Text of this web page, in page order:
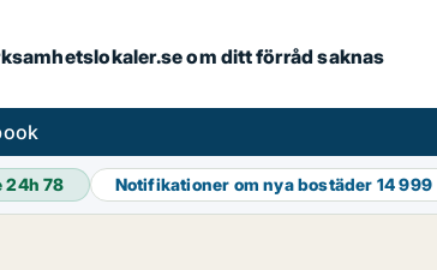
om ditt förråd saknas
24h78 Notifikationer om nya bostäder 14 999